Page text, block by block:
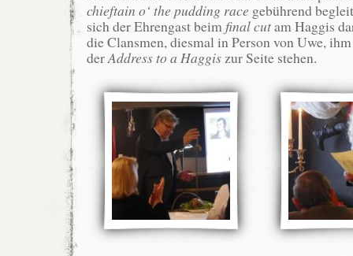
chieftain o‘ the pudding race gebührend
sich der Ehrengast beim final cutam Haggis
die Clansmen, diesmal in Person von Uwe,
derAddress to a Haggis zur Seite stehen.